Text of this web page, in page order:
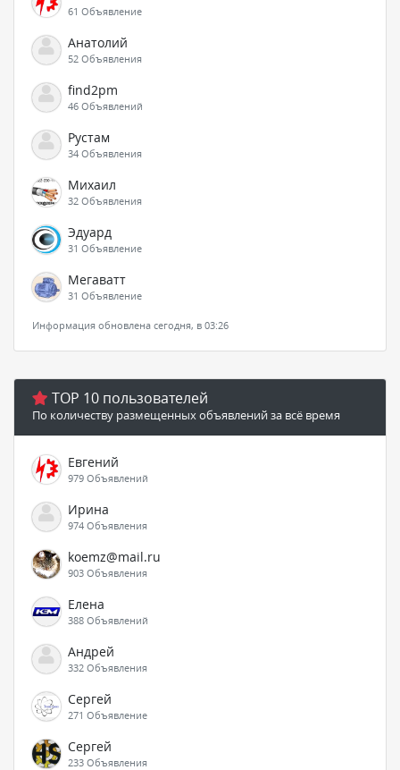
61 Объявление
Анатолий
52 Объявления
find2pm
46 Объявлений
Рустам
34 Объявления
Михаил
32 Объявления
Эдуард
31 Объявление
Мегаватт
31 Объявление
Информация обновлена сегодня, в 03:26
TOP 10 пользователей
По количеству размещенных объявлений за всё время
Евгений
979 Объявлений
Ирина
974 Объявления
koemz@mail.ru
903 Объявления
Елена
388 Объявлений
Андрей
332 Объявления
Сергей
271 Объявление
Сергей
233 Объявления